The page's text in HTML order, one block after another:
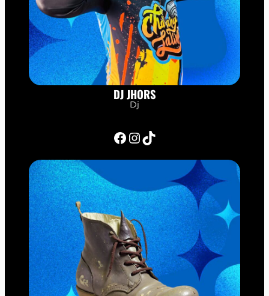
DJ JHORS
Dj
Facebook InstagramTikTok